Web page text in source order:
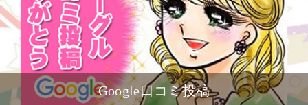
Google口コミ投稿